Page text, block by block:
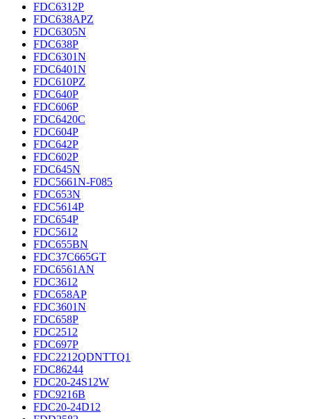
FDC6312P
FDC638APZ
FDC6305N
FDC638P
FDC6301N
FDC6401N
FDC610PZ
FDC640P
FDC606P
FDC6420C
FDC604P
FDC642P
FDC602P
FDC645N
FDC5661N-F085
FDC653N
FDC5614P
FDC654P
FDC5612
FDC655BN
FDC37C665GT
FDC6561AN
FDC3612
FDC658AP
FDC3601N
FDC658P
FDC2512
FDC697P
FDC2212QDNTTQ1
FDC86244
FDC20-24S12W
FDC9216B
FDC20-24D12